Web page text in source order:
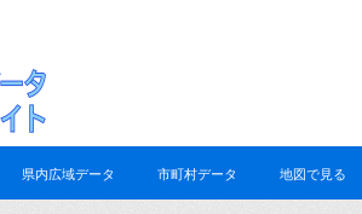
県内広域データ 市町村データ 地図で見る